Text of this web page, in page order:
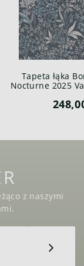
Tapeta łąka
Nocturne 2025
z naszymi